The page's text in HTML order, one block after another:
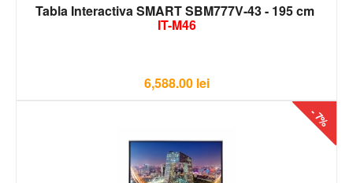
Tabla Interactiva SMART SBM777V-43 - 195 cm
IT-M46
6,588.00 lei
- 7%